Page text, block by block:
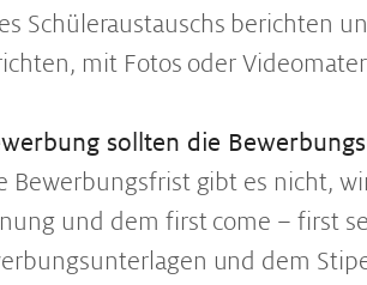
Schüleraustauschs berichten
mit Fotos oder
sollten die
Bewerbungsfrist gibt es nicht,
und dem first come – first
und dem